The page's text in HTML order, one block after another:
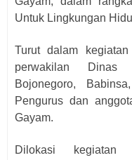
Untuk Lingkungan
Turut dalam
perwakilan Dinas
Bojonegoro,
Pengurus dan
Gayam.
Dilokasi kegiatan